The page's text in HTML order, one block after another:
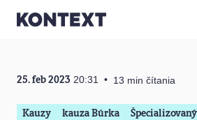
25. feb 2023 20:31 13 min čítania
Kauzy kauza Búrka